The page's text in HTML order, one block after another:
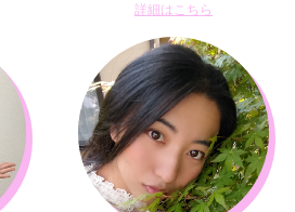
詳細はこちら